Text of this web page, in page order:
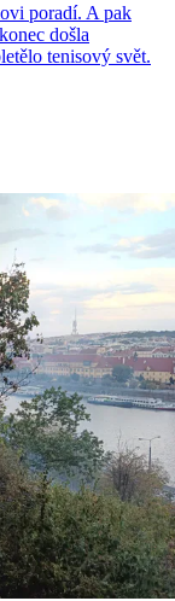
poradí. A pak
došla
tenisový svět.